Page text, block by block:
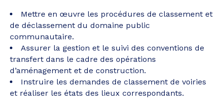
Mettre en œuvre les procédures de classement et
de déclassement du domaine public
communautaire.
Assurer la gestion et le suivi des conventions de
transfert dans le cadre des opérations
d’aménagement et de construction.
Instruire les demandes de classement de voiries
et réaliser les états des lieux correspondants.